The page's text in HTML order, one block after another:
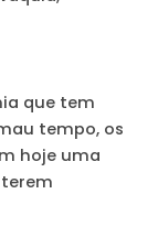
que tem
tempo, os
hoje uma